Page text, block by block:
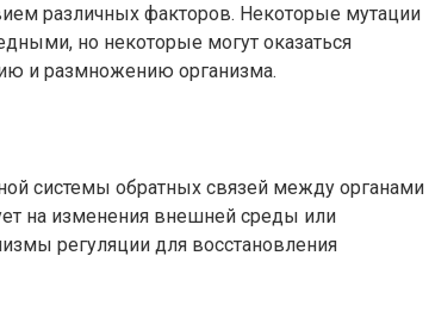
различных факторов. Некоторые мутации
но некоторые могут оказаться
и размножению организма.
системы обратных связей между органами
на изменения внешней среды или
регуляции для восстановления